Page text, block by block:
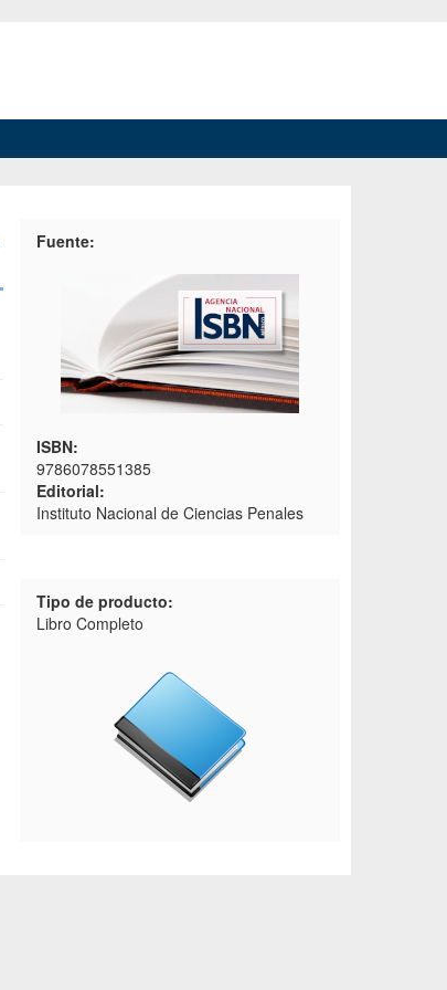
Fuente:
ISBN:
9786078551385
Editorial:
Instituto Nacional de Ciencias Penales
Tipo de producto:
Libro Completo